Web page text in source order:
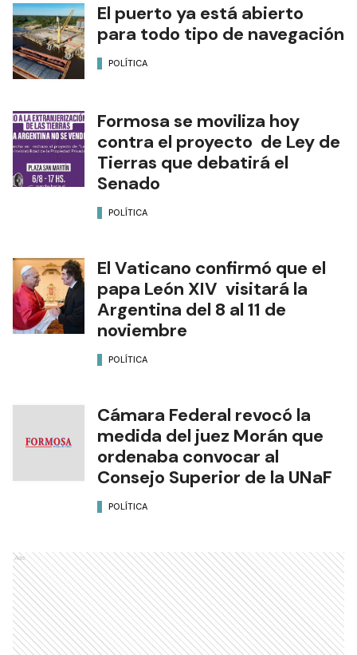
El puerto ya está abierto
para todo tipo de navegación
POLÍTICA
Formosa se moviliza hoy
contra el proyecto de Ley de
Tierras que debatirá el
Senado
POLÍTICA
El Vaticano confirmó que el
papa León XIV visitará la
Argentina del 8 al 11 de
noviembre
POLÍTICA
Cámara Federal revocó la
medida del juez Morán que
ordenaba convocar al
Consejo Superior de la UNaF
POLÍTICA
Ads